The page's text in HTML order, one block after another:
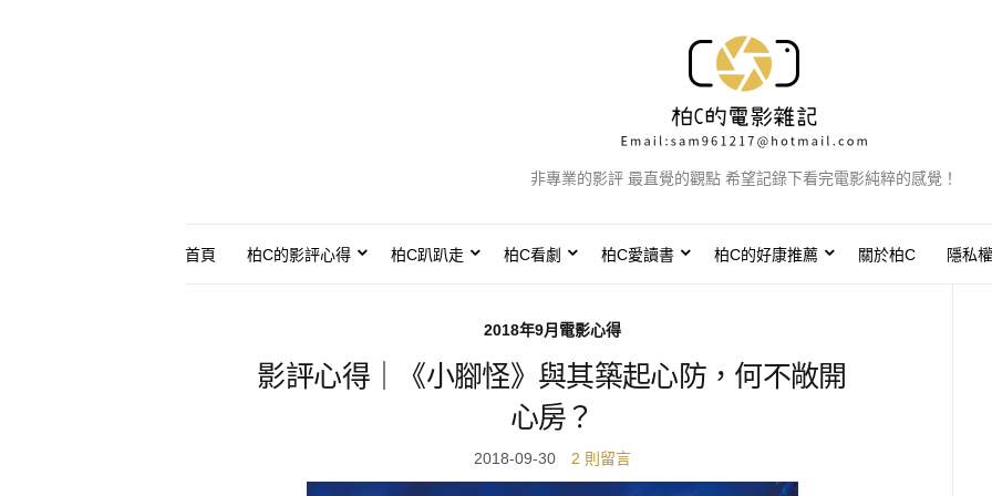
非專業的影評 最直覺的觀點 希望記錄下看完電影純粹的感覺！
首頁 柏C的影評心得 柏C趴趴走 柏C看劇 柏C愛讀書 柏C的好康推薦 關於柏C 隱私
2018年9月電影心得
影評心得｜《小腳怪》與其築起心防，何不敞開
心房？
2018-09-30 2 則留言